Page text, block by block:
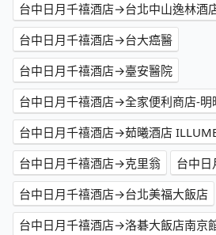
台中日月千禧酒店→台北中山逸林酒
台中日月千禧酒店→台大癌醫
台中日月千禧酒店→臺安醫院
台中日月千禧酒店→全家便利商店-明
台中日月千禧酒店→茹曦酒店
台中日月千禧酒店→克里翁
台中
台中日月千禧酒店→台北美福大飯店
台中日月千禧酒店→洛碁大飯店南京